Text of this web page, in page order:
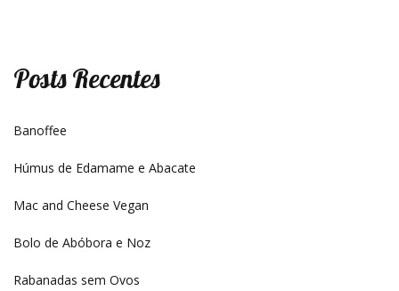
Posts Recentes
Banoffee
Húmus de Edamame e Abacate
Mac and Cheese Vegan
Bolo de Abóbora e Noz
Rabanadas sem Ovos